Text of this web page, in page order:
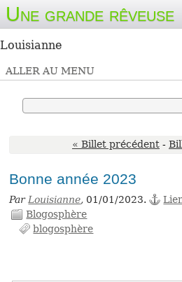
Une grande rêveuse
Louisianne
ALLER AU MENU
« Billet précédent -
Bonne année 2023
ParLouisianne, 01/01/2023.
Blogosphère
blogosphère